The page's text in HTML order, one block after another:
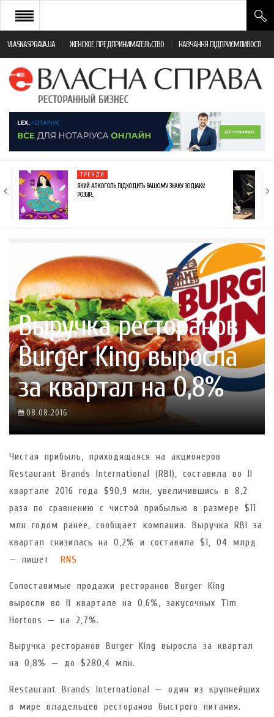
VLASNASPRAVA.UA ЖЕНСКОЕ ПРЕДПРИНИМАТЕЛЬСТВО НАВЧАННЯ ПІДПРИЄМЛИВОСТІ
НОВИНИ РЕСТОРАННОГО БІЗНЕСУ
ЯК ВІДКРИТИ ТА УСПІШНО КЕРУВАТИ
МОНІТОРИНГ ЗАКОНОДАВСТВА
ФРАНЧАЙЗИНГ
КНИГИ
ТРЕНДИ
ЯКИЙ АЛКОГОЛЬ ПІДХОДИТЬ ВАШОМУ ЗНАКУ ЗОДІАКУ:
РОЗБІР…
Выручка ресторанов
Burger King выросла
за квартал на 0,8%
08.08.2016
Чистая прибыль, приходящаяся на акционеров
Restaurant Brands International (RBI), составила во II
квартале 2016 года $90,9 млн, увеличившись в 8,2
раза по сравнению с чистой прибылью в размере $11
млн годом ранее, сообщает компания. Выручка RBI за
квартал снизилась на 0,2% и составила $1, 04 млрд
— пишет RNS
Сопоставимые продажи ресторанов Burger King
выросли во II квартале на 0,6%, закусочных Tim
Hortons — на 2,7%.
Выручка ресторанов Burger King выросла за квартал
на 0,8% — до $280,4 млн.
Restaurant Brands International — один из крупнейших
в мире владельцев ресторанов быстрого питания.